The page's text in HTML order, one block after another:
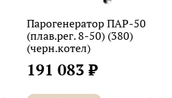
Парогенератор ПАР-50
(плав.рег. 8-50) (380)
(черн.котел)
191 083 ₽